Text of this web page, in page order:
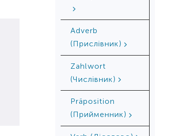
Adverb
(Прислівник)
Zahlwort
(Числівник)
Präposition
(Прийменник)